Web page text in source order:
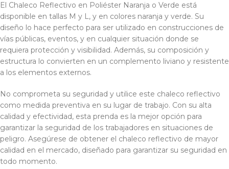
El Chaleco Reflectivo en Poliéster Naranja o Verde está
disponible en tallas M y L, y en colores naranja y verde. Su
diseño lo hace perfecto para ser utilizado en construcciones de
vías públicas, eventos, y en cualquier situación donde se
requiera protección y visibilidad. Además, su composición y
estructura lo convierten en un complemento liviano y resistente
a los elementos externos.
No comprometa su seguridad y utilice este chaleco reflectivo
como medida preventiva en su lugar de trabajo. Con su alta
calidad y efectividad, esta prenda es la mejor opción para
garantizar la seguridad de los trabajadores en situaciones de
peligro. Asegúrese de obtener el chaleco reflectivo de mayor
calidad en el mercado, diseñado para garantizar su seguridad en
todo momento.